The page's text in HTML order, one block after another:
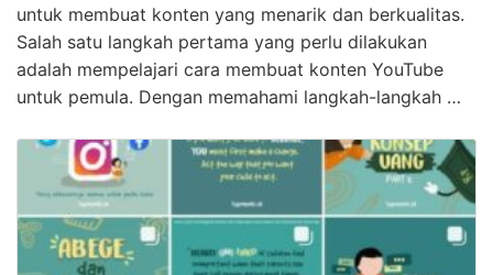
untuk membuat konten yang menarik dan berkualitas.
Salah satu langkah pertama yang perlu dilakukan
adalah mempelajari cara membuat konten YouTube
untuk pemula. Dengan memahami langkah-langkah …